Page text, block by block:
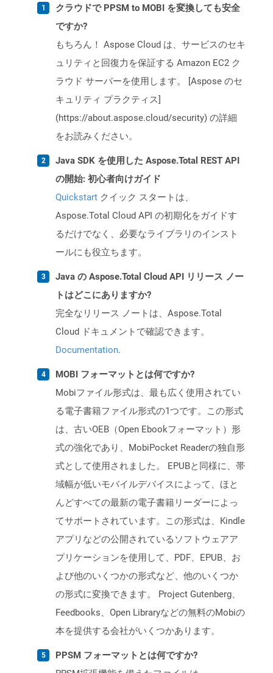
クラウドで PPSM to MOBI を変換しても安全
ですか?
もちろん！ Aspose Cloud は、サービスのセキ
ュリティと回復力を保証する Amazon EC2 ク
ラウド サーバーを使用します。 [Aspose のセ
キュリティ プラクティス]
(https://about.aspose.cloud/security) の詳細
をお読みください。
Java SDK を使用した Aspose.Total REST API
の開始: 初心者向けガイド
Quickstart クイック スタートは、
Aspose.Total Cloud API の初期化をガイドす
るだけでなく、必要なライブラリのインスト
ールにも役立ちます。
Java の Aspose.Total Cloud API リリース ノー
トはどこにありますか?
完全なリリース ノートは、Aspose.Total
Cloud ドキュメントで確認できます。
Documentation.
MOBI フォーマットとは何ですか?
Mobiファイル形式は、最も広く使用されてい
る電子書籍ファイル形式の1つです。この形式
は、古いOEB（Open Ebookフォーマット）形
式の強化であり、MobiPocket Readerの独自形
式として使用されました。 EPUBと同様に、帯
域幅が低いモバイルデバイスによって、ほと
んどすべての最新の電子書籍リーダーによっ
てサポートされています。この形式は、Kindle
アプリなどの公開されているソフトウェアア
プリケーションを使用して、PDF、EPUB、お
よび他のいくつかの形式など、他のいくつか
の形式に変換できます。 Project Gutenberg、
Feedbooks、Open Libraryなどの無料のMobiの
本を提供する会社がいくつかあります。
PPSM フォーマットとは何ですか?